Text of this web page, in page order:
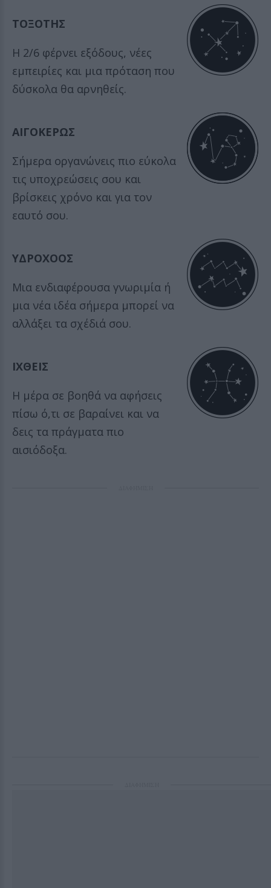
ΤΟΞΟΤΗΣ
Η 2/6 φέρνει εξόδους, νέες
εμπειρίες και μια πρόταση που
δύσκολα θα αρνηθείς.
ΑΙΓΟΚΕΡΩΣ
Σήμερα οργανώνεις πιο εύκολα
τις υποχρεώσεις σου και
βρίσκεις χρόνο και για τον
εαυτό σου.
ΥΔΡΟΧΟΟΣ
Μια ενδιαφέρουσα γνωριμία ή
μια νέα ιδέα σήμερα μπορεί να
αλλάξει τα σχέδιά σου.
ΙΧΘΕΙΣ
Η μέρα σε βοηθά να αφήσεις
πίσω ό,τι σε βαραίνει και να
δεις τα πράγματα πιο
αισιόδοξα.